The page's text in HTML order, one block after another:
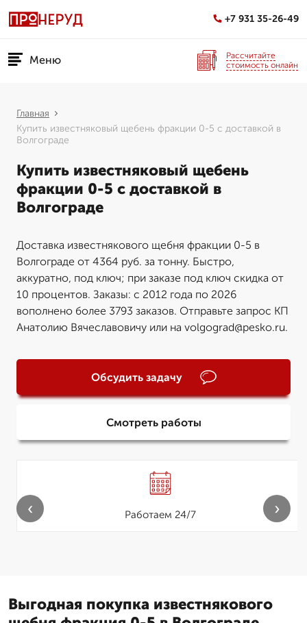
+7 931 35-26-49
Меню
Рассчитайте
стоимость онлайн
Главная
Купить известняковый щебень фракции 0-5 с доставкой в
Волгограде
Купить известняковый щебень
фракции 0-5 с доставкой в
Волгограде
Доставка известнякового щебня фракции 0-5 в
Волгограде от 4364 руб. за тонну. Быстро,
аккуратно, под ключ; при заказе под ключ скидка от
10 процентов. Заказы: с 2012 года по 2026
вополнено более 3793 заказов. Отправьте запрос КП
Анатолию Вячеславовичу или на volgograd@pesko.ru.
Обсудить задачу
Смотреть работы
Работаем 24/7
‹ ›
Выгодная покупка известнякового